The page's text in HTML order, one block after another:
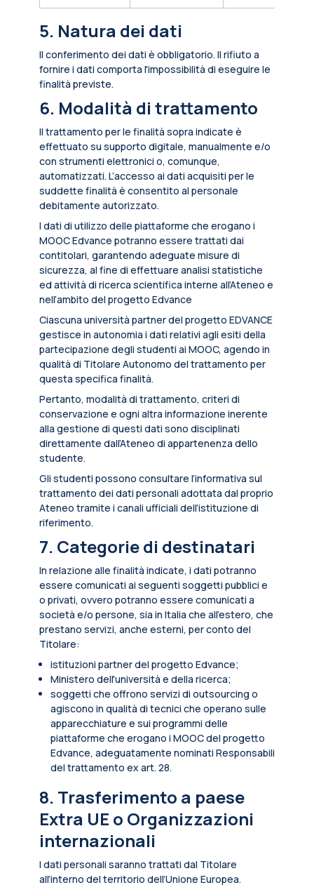
5. Natura dei dati
Il conferimento dei dati è obbligatorio. Il rifiuto a
fornire i dati comporta l'impossibilità di eseguire le
finalità previste.
6. Modalità di trattamento
Il trattamento per le finalità sopra indicate è
effettuato su supporto digitale, manualmente e/o
con strumenti elettronici o, comunque,
automatizzati. L’accesso ai dati acquisiti per le
suddette finalità è consentito al personale
debitamente autorizzato.
I dati di utilizzo delle piattaforme che erogano i
MOOC Edvance potranno essere trattati dai
contitolari, garantendo adeguate misure di
sicurezza, al fine di effettuare analisi statistiche
ed attività di ricerca scientifica interne all’Ateneo e
nell’ambito del progetto Edvance
Ciascuna università partner del progetto EDVANCE
gestisce in autonomia i dati relativi agli esiti della
partecipazione degli studenti ai MOOC, agendo in
qualità di Titolare Autonomo del trattamento per
questa specifica finalità.
Pertanto, modalità di trattamento, criteri di
conservazione e ogni altra informazione inerente
alla gestione di questi dati sono disciplinati
direttamente dall’Ateneo di appartenenza dello
studente.
Gli studenti possono consultare l’informativa sul
trattamento dei dati personali adottata dal proprio
Ateneo tramite i canali ufficiali dell’istituzione di
riferimento.
7. Categorie di destinatari
In relazione alle finalità indicate, i dati potranno
essere comunicati ai seguenti soggetti pubblici e
o privati, ovvero potranno essere comunicati a
società e/o persone, sia in Italia che all’estero, che
prestano servizi, anche esterni, per conto del
Titolare:
istituzioni partner del progetto Edvance;
Ministero dell'università e della ricerca;
soggetti che offrono servizi di outsourcing o
agiscono in qualità di tecnici che operano sulle
apparecchiature e sui programmi delle
piattaforme che erogano i MOOC del progetto
Edvance, adeguatamente nominati Responsabili
del trattamento ex art. 28.
8. Trasferimento a paese
Extra UE o Organizzazioni
internazionali
I dati personali saranno trattati dal Titolare
all’interno del territorio dell’Unione Europea.